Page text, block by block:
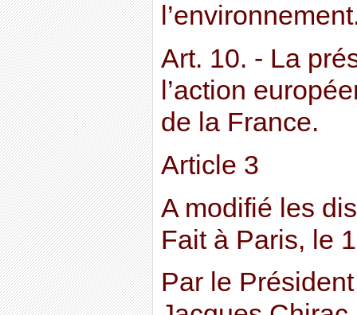
Art. 10. - La
l’action
de la France.
Article 3
A modifié les
Fait à Paris, le
Par le